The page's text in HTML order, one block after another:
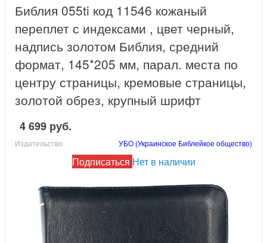
Библия 055ti код 11546 кожаный
переплет с индексами , цвет черный,
надпись золотом Библия, средний
формат, 145*205 мм, парал. места по
центру страницы, кремовые страницы,
золотой обрез, крупный шрифт
4 699 руб.
Издательство УБО (Украинское Библейкое общество)
Подписаться Нет в наличии